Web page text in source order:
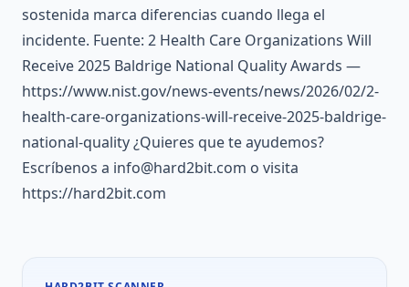
sostenida marca diferencias cuando llega el
incidente. Fuente: 2 Health Care Organizations Will
Receive 2025 Baldrige National Quality Awards —
https://www.nist.gov/news-events/news/2026/02/2-
health-care-organizations-will-receive-2025-baldrige-
national-quality ¿Quieres que te ayudemos?
Escríbenos a info@hard2bit.com o visita
https://hard2bit.com